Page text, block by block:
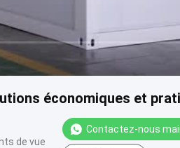
économiques et
de vue
Contactez-nous